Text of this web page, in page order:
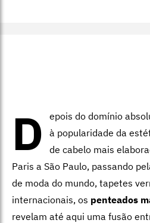
D
epois do domínio
à popularidade da
de cabelo mais
Paris a São Paulo, passando
de moda do mundo, tapetes
internacionais, os penteados
revelam até aqui uma fusão